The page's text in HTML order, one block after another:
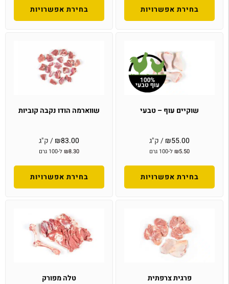
בחירת אפשרויות בחירת אפשרויות
שוקיים עוף – טבעי
₪55.00 / ק"ג
₪5.50 ל-100 גרם
בחירת אפשרויות
שווארמה הודו נקבה קוביות
₪83.00 / ק"ג
₪8.30 ל-100 גרם
בחירת אפשרויות
פרגית צרפתית טלה מפורק